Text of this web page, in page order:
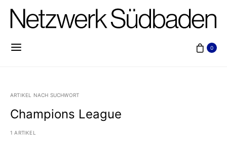
0
ARTIKEL NACH SUCHWORT
Champions League
1 ARTIKEL